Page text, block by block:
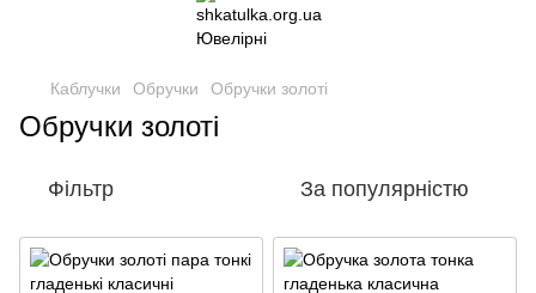
Каблучки Обручки Обручки золоті
Обручки золоті
Фільтр За популярністю